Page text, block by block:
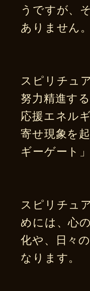
うですが、
ありません。
スピリチュ
努力精進す
応援エネル
寄せ現象を
ギーゲート」
スピリチュ
めには、心
化や、日々
なります。